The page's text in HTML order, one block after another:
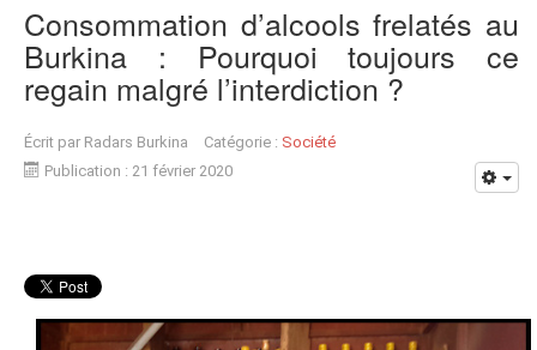
Consommation d’alcools frelatés au
Burkina : Pourquoi toujours ce
regain malgré l’interdiction ?
Écrit par Radars Burkina Catégorie : Société
Publication : 21 février 2020